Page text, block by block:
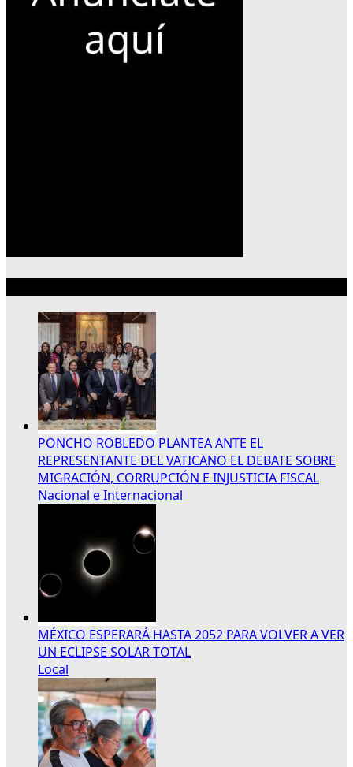
PONCHO ROBLEDO PLANTEA ANTE EL
REPRESENTANTE DEL VATICANO EL DEBATE SOBRE
MIGRACIÓN, CORRUPCIÓN E INJUSTICIA FISCAL
Nacional e Internacional
MÉXICO ESPERARÁ HASTA 2052 PARA VOLVER A VER
UN ECLIPSE SOLAR TOTAL
Local